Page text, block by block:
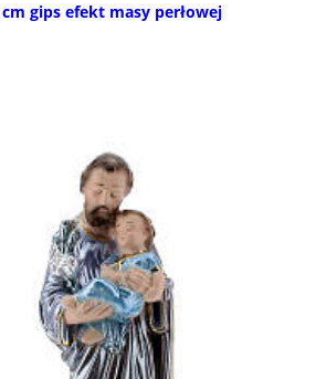
gips efekt masy perłowej